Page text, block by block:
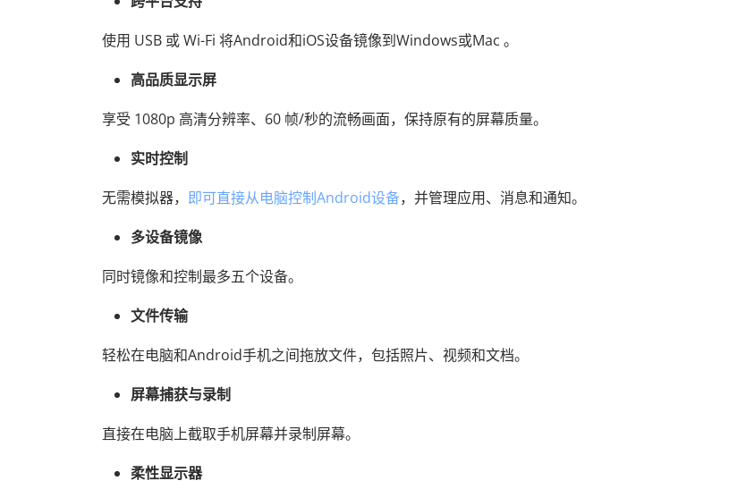
使用 USB 或 Wi-Fi 将Android和iOS设备镜像到Windows或Mac 。
高品质显示屏
享受 1080p 高清分辨率、60 帧/秒的流畅画面，保持原有的屏幕质量。
实时控制
无需模拟器， 即可直接从电脑控制Android设备，并管理应用、消息和通知。
多设备镜像
同时镜像和控制最多五个设备。
文件传输
轻松在电脑和Android手机之间拖放文件，包括照片、视频和文档。
屏幕捕获与录制
直接在电脑上截取手机屏幕并录制屏幕。
柔性显示器